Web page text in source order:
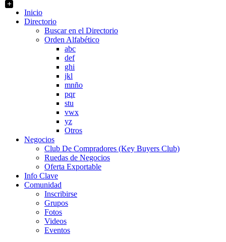
Inicio
Directorio
Buscar en el Directorio
Orden Alfabético
abc
def
ghi
jkl
mnño
pqr
stu
vwx
yz
Otros
Negocios
Club De Compradores (Key Buyers Club)
Ruedas de Negocios
Oferta Exportable
Info Clave
Comunidad
Inscribirse
Grupos
Fotos
Videos
Eventos
+